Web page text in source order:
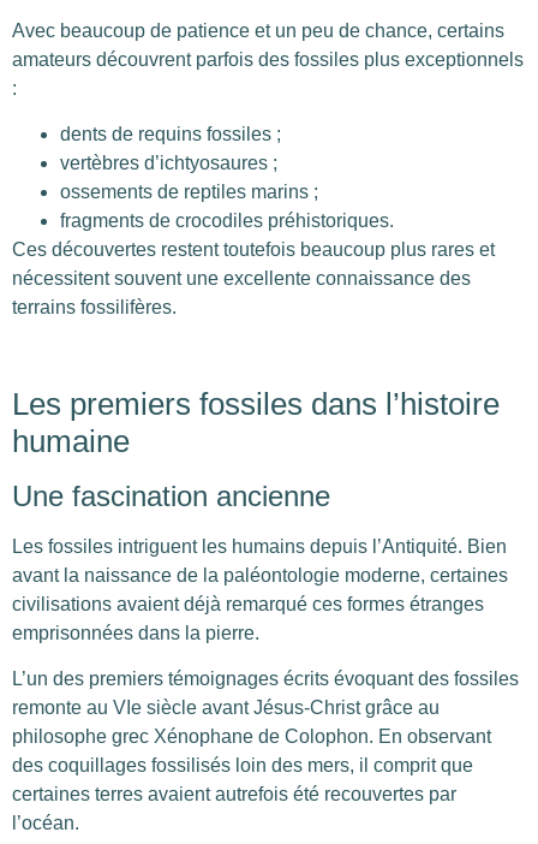
Avec beaucoup de patience et un peu de chance, certains
amateurs découvrent parfois des fossiles plus exceptionnels
:
dents de requins fossiles ;
vertèbres d’ichtyosaures ;
ossements de reptiles marins ;
fragments de crocodiles préhistoriques.
Ces découvertes restent toutefois beaucoup plus rares et
nécessitent souvent une excellente connaissance des
terrains fossilifères.
Les premiers fossiles dans l’histoire
humaine
Une fascination ancienne
Les fossiles intriguent les humains depuis l’Antiquité. Bien
avant la naissance de la paléontologie moderne, certaines
civilisations avaient déjà remarqué ces formes étranges
emprisonnées dans la pierre.
L’un des premiers témoignages écrits évoquant des fossiles
remonte au VIe siècle avant Jésus-Christ grâce au
philosophe grec Xénophane de Colophon. En observant
des coquillages fossilisés loin des mers, il comprit que
certaines terres avaient autrefois été recouvertes par
l’océan.